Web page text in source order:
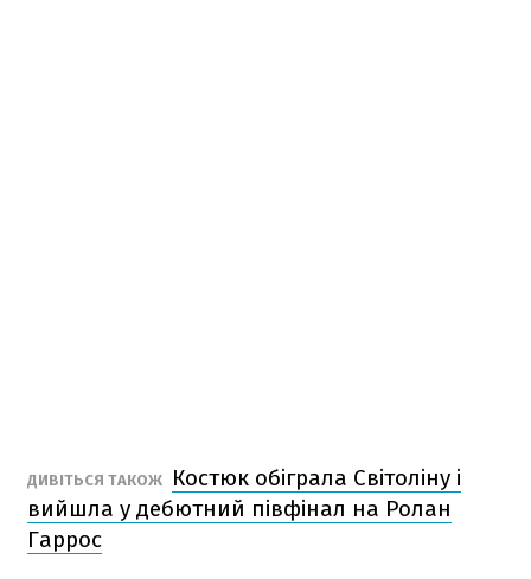
ДИВІТЬСЯ ТАКОЖ
Костюк обіграла Світоліну і
вийшла у дебютний півфінал на Ролан
Гаррос